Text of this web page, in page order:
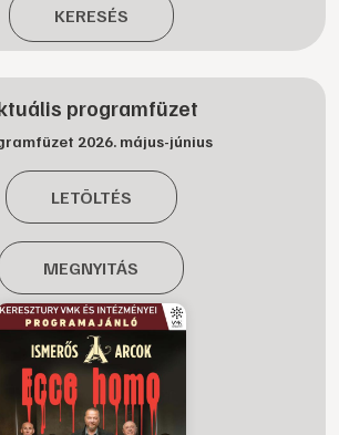
KERESÉS
programfüzet
2026. május-június
LETÖLTÉS
MEGNYITÁS